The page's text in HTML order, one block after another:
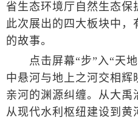
省生态环境厅自然生态保
此次展出的四大板块中，
的故事。
点击屏幕“步”入“天地
中悬河与地上之河交相辉
亲河的渊源纠缠。从大禹
从现代水利枢纽建设到黄